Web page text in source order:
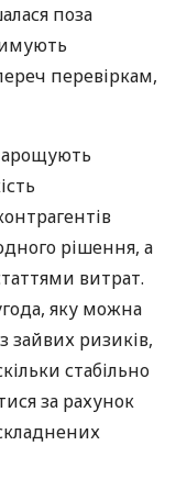
поза
перевіркам,
рішення, а
витрат.
яку можна
зайвих ризиків,
стабільно
за рахунок